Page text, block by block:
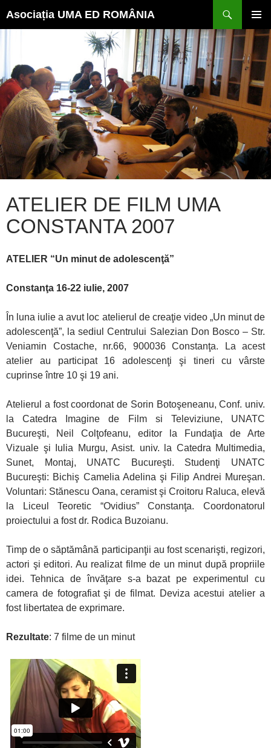
Asociația UMA ED ROMÂNIA
conținut
ATELIER DE FILM UMA
CONSTANTA 2007
ATELIER “Un minut de adolescenţă”
Constanţa 16-22 iulie, 2007
În luna iulie a avut loc atelierul de creaţie video „Un minut de
adolescenţă”, la sediul Centrului Salezian Don Bosco – Str.
Veniamin Costache, nr.66, 900036 Constanţa. La acest
atelier au participat 16 adolescenţi şi tineri cu vârste
cuprinse între 10 şi 19 ani.
Atelierul a fost coordonat de Sorin Botoşeneanu, Conf. univ.
la Catedra Imagine de Film si Televiziune, UNATC
Bucureşti, Neil Colţofeanu, editor la Fundaţia de Arte
Vizuale şi Iulia Murgu, Asist. univ. la Catedra Multimedia,
Sunet, Montaj, UNATC Bucureşti. Studenţi UNATC
Bucureşti: Bichiş Camelia Adelina şi Filip Andrei Mureşan.
Voluntari: Stănescu Oana, ceramist şi Croitoru Raluca, elevă
la Liceul Teoretic “Ovidius” Constanţa. Coordonatorul
proiectului a fost dr. Rodica Buzoianu.
Timp de o săptămână participanţii au fost scenarişti, regizori,
actori şi editori. Au realizat filme de un minut după propriile
idei. Tehnica de învăţare s-a bazat pe experimentul cu
camera de fotografiat şi de filmat. Deviza acestui atelier a
fost libertatea de exprimare.
Rezultate: 7 filme de un minut